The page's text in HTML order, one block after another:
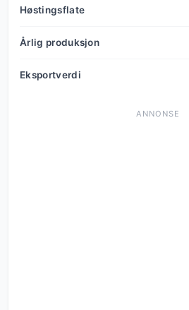
Høstingsflate
Årlig produksjon
Eksportverdi
ANNONSE